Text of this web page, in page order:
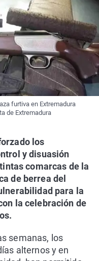
furtiva en Extremadura
de Extremadura
los
y disuasión
comarcas de la
de berrea del
para la
la celebración de
semanas, los
alternos y en